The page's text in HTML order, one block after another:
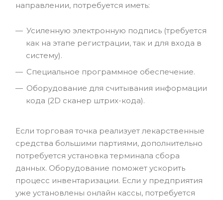
направлении, потребуется иметь:
Усиленную электронную подпись (требуется
как на этапе регистрации, так и для входа в
систему).
Специальное программное обеспечение.
Оборудование для считывания информации
кода (2D сканер штрих-кода).
Если торговая точка реализует лекарственные
средства большими партиями, дополнительно
потребуется установка терминала сбора
данных. Оборудование поможет ускорить
процесс инвентаризации. Если у предприятия
уже установлены онлайн кассы, потребуется